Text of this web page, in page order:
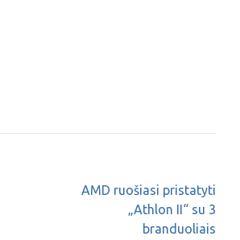
AMD ruošiasi pristatyti
„Athlon II“ su 3
branduoliais